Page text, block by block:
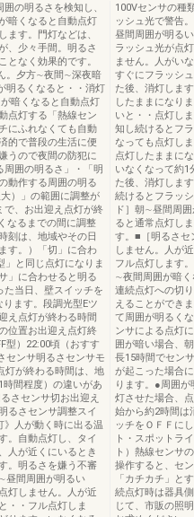
の明るさを検知し、
暗くなると自動点灯
ます。門灯などは、
、少々手間。明るさ
となく効果的です。
。夕方∼夜間∼深夜暗
明るくなると・・消灯
暗くなると自動点灯
点灯する「熱線セン
にふれなくても自動
的で普段の生活に便
うので夜間の防犯に
周囲の明るさ」・「明
動作する周囲の明る
）」の範囲に調整が
で、お出迎え点灯が終
なるまでの間に調整
刻は、地域やその日
す。）「切」に合わ
と同じ点灯になりま
」に合わせると明る
た当日、壁スイッチを
ます。段調光型Eツ
え点灯が終わる時間
位置お出迎え点灯終
型）22:00頃（おすす
センサ明るさセンサモ
灯が終わる時間は、地
間程度）の違いがあ
さセンサ切お出迎え
るさセンサ調整スイ
》人が動く時に出る温
。自動点灯し、タイ
人が近くにいるとき
。明るさを嫌う不審
間周囲が明るい
灯しません。人が近
・・フル点灯しま
100Vセンサの種
ッシュ光で警告
昼間周囲が明る
ラッシュ光が点
ません。人がい
すぐにフラッシ
た後、消灯しま
したままになり
いと・・点灯し
知し続けるとフ
なっても点灯し
点灯したままに
いなくなって約1
た後、消灯しま
続けるとフラッ
ド］朝∼昼間周
ると通常点灯し
す。■［明るさセ
しません。人が
フル点灯します
∼夜間周囲が暗
連続点灯への切
えることができ
て周囲が明るく
ンサによる点灯
囲が暗い場合、
長15時間でセン
が起こった場合
ります。●周囲
灯させた場合、
始から約2時間
ッチをＯＦＦに
ト・スポットラ
ト）熱線センサ
操作すると、セ
「カチカチ」と
続点灯時は器具
じて、市販の照